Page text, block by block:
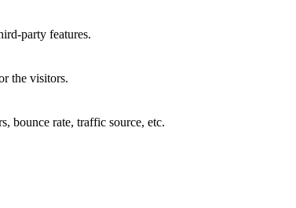
party features.
the visitors.
bounce rate, traffic source, etc.